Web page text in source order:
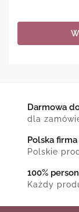
Darmowa
dla
Polska firma
Polskie
100%
Każdy